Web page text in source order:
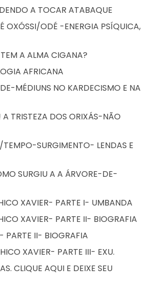
A TOCAR ATABAQUE
OXÓSSI/ODÉ -ENERGIA PSÍQUICA,
A ALMA CIGANA?
AFRICANA
MÉDIUNS NO KARDECISMO E NA
TRISTEZA DOS ORIXÁS-NÃO
SURGIMENTO- LENDAS E
SURGIU A A ÁRVORE-DE-
XAVIER- PARTE I- UMBANDA
XAVIER- PARTE II- BIOGRAFIA
PARTE II- BIOGRAFIA
XAVIER- PARTE III- EXU.
CLIQUE AQUI E DEIXE SEU